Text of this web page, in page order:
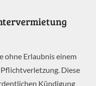
ohne Erlaubnis einem
Diese
Kündigung